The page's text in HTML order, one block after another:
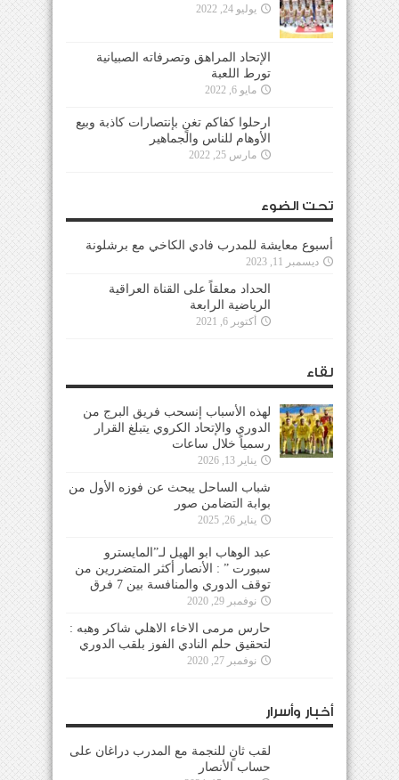
يوليو 24, 2022
الإتحاد المراهق وتصرفاته الصبيانية
تورط اللعبة
مايو 6, 2022
ارحلوا كفاكم تغنٍ بإنتصارات كاذبة وبيع
الأوهام للناس والجماهير
مارس 25, 2022
تحت الضوء
أسبوع معايشة للمدرب فادي الكاخي مع برشلونة
ديسمبر 11, 2023
الحداد معلقاً على القناة العراقية
الرياضية الرابعة
أكتوبر 6, 2021
لقاء
لهذه الأسباب إنسحب فريق البرج من
الدوري والإتحاد الكروي يتبلغ القرار
رسمياً خلال ساعات
يناير 13, 2026
شباب الساحل يبحث عن فوزه الأول من
بوابة التضامن صور
يناير 26, 2025
عبد الوهاب ابو الهيل لـ”المايسترو
سبورت ” : الأنصار أكثر المتضررين من
توقف الدوري والمنافسة بين 7 فرق
نوفمبر 29, 2020
حارس مرمى الاخاء الاهلي شاكر وهبه :
لتحقيق حلم النادي الفوز بلقب الدوري
نوفمبر 27, 2020
أخبار وأسرار
لقب ثانٍ للنجمة مع المدرب دراغان على
حساب الأنصار